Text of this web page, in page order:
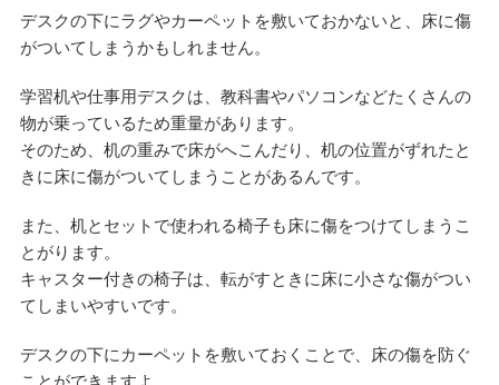
デスクの下にラグやカーペットを敷いておかないと、床に傷
がついてしまうかもしれません。
学習机や仕事用デスクは、教科書やパソコンなどたくさんの
物が乗っているため重量があります。
そのため、机の重みで床がへこんだり、机の位置がずれたと
きに床に傷がついてしまうことがあるんです。
また、机とセットで使われる椅子も床に傷をつけてしまうこ
とがります。
キャスター付きの椅子は、転がすときに床に小さな傷がつい
てしまいやすいです。
デスクの下にカーペットを敷いておくことで、床の傷を防ぐ
ことができますよ。